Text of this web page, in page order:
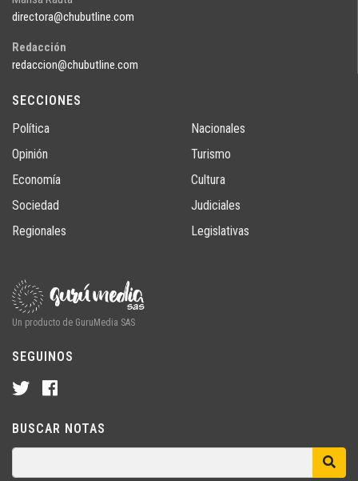
directora@chubutline.com
Redacción
redaccion@chubutline.com
SECCIONES
Política
Opinión
Economía
Sociedad
Regionales
Nacionales
Turismo
Cultura
Judiciales
Legislativas
Un producto de GuruMedia SAS
SEGUINOS
BUSCAR NOTAS